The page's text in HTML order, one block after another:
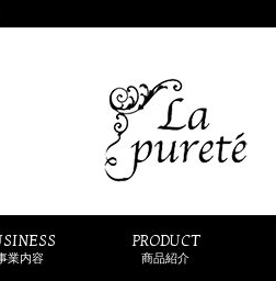
業内容
PRODUCT
商品紹介